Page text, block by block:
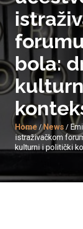
bola:
Home /News /
istraživačkom
kulturni i politički